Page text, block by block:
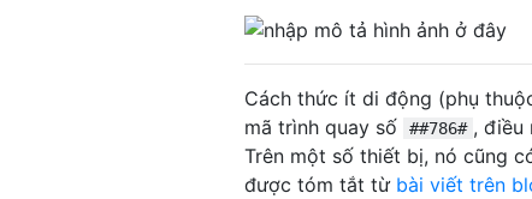
Cách thức ít di động (phụ
mã trình quay số
##786# , điều
Trên một số thiết bị, nó cũng
được tóm tắt từ bài viết trên